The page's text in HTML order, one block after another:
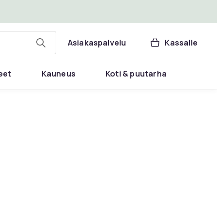
Asiakaspalvelu Kassalle
Kauneus Koti & puutarha